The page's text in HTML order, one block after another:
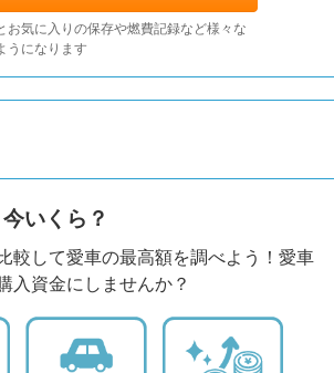
お気に入りの保存や燃費記録など様々な
うになります
いくら？
較して愛車の最高額を調べよう！愛車
入資金にしませんか？